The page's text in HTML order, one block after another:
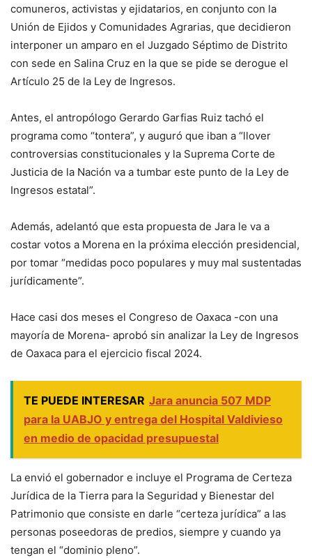
comuneros, activistas y ejidatarios, en conjunto con la
Unión de Ejidos y Comunidades Agrarias, que decidieron
interponer un amparo en el Juzgado Séptimo de Distrito
con sede en Salina Cruz en la que se pide se derogue el
Artículo 25 de la Ley de Ingresos.
Antes, el antropólogo Gerardo Garfias Ruiz tachó el
programa como “tontera”, y auguró que iban a “llover
controversias constitucionales y la Suprema Corte de
Justicia de la Nación va a tumbar este punto de la Ley de
Ingresos estatal”.
Además, adelantó que esta propuesta de Jara le va a
costar votos a Morena en la próxima elección presidencial,
por tomar “medidas poco populares y muy mal sustentadas
jurídicamente”.
Hace casi dos meses el Congreso de Oaxaca -con una
mayoría de Morena- aprobó sin analizar la Ley de Ingresos
de Oaxaca para el ejercicio fiscal 2024.
TE PUEDE INTERESAR Jara anuncia 507 MDP
para la UABJO y entrega del Hospital Valdivieso
en medio de opacidad presupuestal
La envió el gobernador e incluye el Programa de Certeza
Jurídica de la Tierra para la Seguridad y Bienestar del
Patrimonio que consiste en darle “certeza jurídica” a las
personas poseedoras de predios, siempre y cuando ya
tengan el “dominio pleno”.